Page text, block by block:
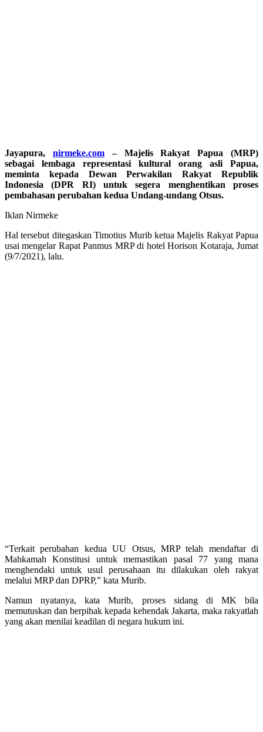
Jayapura, nirmeke.com– Majelis Rakyat Papua (MRP)
sebagai lembaga representasi kultural orang asli Papua,
meminta kepada Dewan Perwakilan Rakyat Republik
Indonesia (DPR RI) untuk segera menghentikan proses
pembahasan perubahan kedua Undang-undang Otsus.
Iklan Nirmeke
Hal tersebut ditegaskan Timotius Murib ketua Majelis Rakyat Papua
usai mengelar Rapat Panmus MRP di hotel Horison Kotaraja, Jumat
(9/7/2021), lalu.
“Terkait perubahan kedua UU Otsus, MRP telah mendaftar di
Mahkamah Konstitusi untuk memastikan pasal 77 yang mana
menghendaki untuk usul perusahaan itu dilakukan oleh rakyat
melalui MRP dan DPRP,” kata Murib.
Namun nyatanya, kata Murib, proses sidang di MK bila
memutuskan dan berpihak kepada kehendak Jakarta, maka rakyatlah
yang akan menilai keadilan di negara hukum ini.